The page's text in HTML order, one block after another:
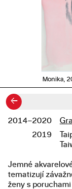
←
Monika,
Studium
2014–2020
2019
Popis
Jemné
tematizují
ženy s